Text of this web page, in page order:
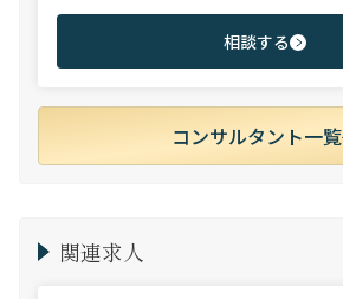
相談する
コンサルタント一覧
関連求人